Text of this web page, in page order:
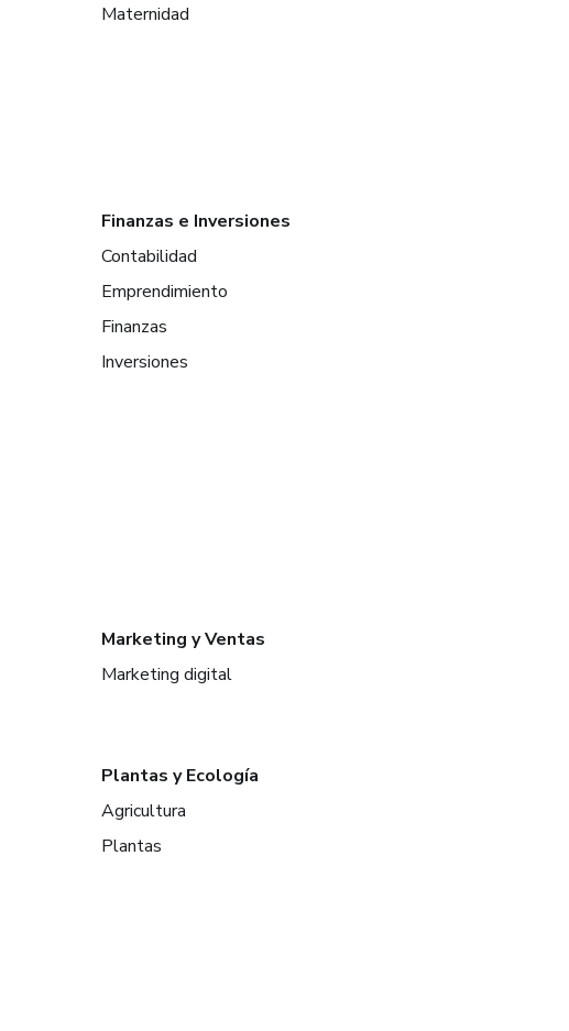
Maternidad
Finanzas e Inversiones
Contabilidad
Emprendimiento
Finanzas
Inversiones
Marketing y Ventas
Marketing digital
Plantas y Ecología
Agricultura
Plantas